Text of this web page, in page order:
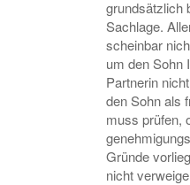
grundsätzlich
Sachlage.
scheinbar
um den Sohn
Partnerin
den Sohn als
muss prüfen,
Gründe
nicht